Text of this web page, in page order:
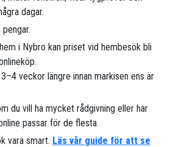
dagar.
i Nybro kan priset vid hembesök bli
veckor längre innan markisen ens är
du vill ha mycket rådgivning eller har
passar för de flesta.
vara smart. Läs vår guide för att se